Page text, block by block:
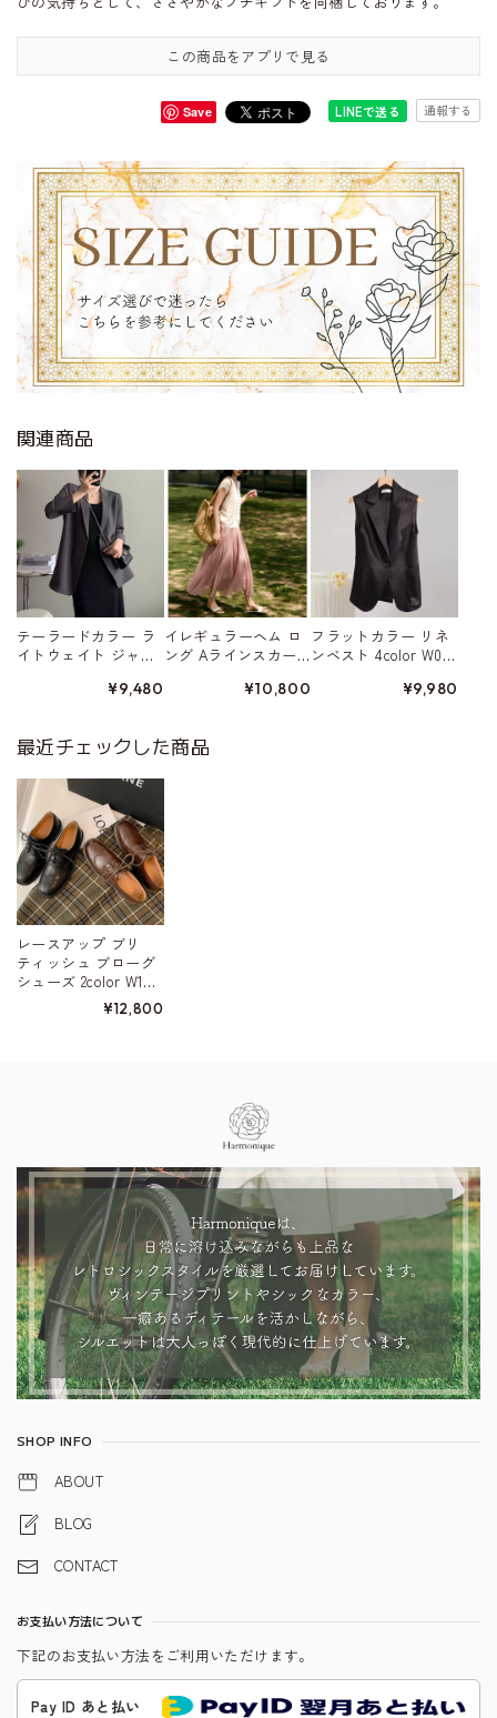
この商品をアプリで見る
Save LINEで送る 通報する
関連商品
テーラードカラー ラ
イトウェイト ジャ
¥9,480
イレギュラーヘム ロ
ング Aラインスカー
¥10,800
フラットカラー リネ
ンベスト 4color W015
¥9,980
最近チェックした商品
レースアップ ブリ
ティッシュ ブローグ
シューズ 2color W104
¥12,800
SHOP INFO
ABOUT
BLOG
CONTACT
お支払い方法について
下記のお支払い方法をご利用いただけます。
Pay ID あと払い